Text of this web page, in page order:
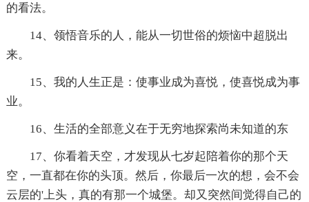
的看法。
14、领悟音乐的人，能从一切世俗的烦恼中超脱出
来。
15、我的人生正是：使事业成为喜悦，使喜悦成为事
业。
16、生活的全部意义在于无穷地探索尚未知道的东
17、你看着天空，才发现从七岁起陪着你的那个天
空，一直都在你的头顶。然后，你最后一次的想，会不会
云层的'上头，真的有那一个城堡。却又突然间觉得自己的